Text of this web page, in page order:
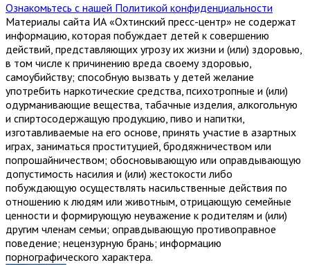
Ознакомьтесь с нашей Политикой конфиденциальности
Материалы сайта ИА «Охтинский пресс-центр» не содержат
информацию, которая побуждает детей к совершению
действий, представляющих угрозу их жизни и (или) здоровью,
в том числе к причинению вреда своему здоровью,
самоубийству; способную вызвать у детей желание
употребить наркотические средства, психотропные и (или)
одурманивающие вещества, табачные изделия, алкогольную
и спиртосодержащую продукцию, пиво и напитки,
изготавливаемые на его основе, принять участие в азартных
играх, заниматься проституцией, бродяжничеством или
попрошайничеством; обосновывающую или оправдывающую
допустимость насилия и (или) жестокости либо
побуждающую осуществлять насильственные действия по
отношению к людям или животным, отрицающую семейные
ценности и формирующую неуважение к родителям и (или)
другим членам семьи; оправдывающую противоправное
поведение; нецензурную брань; информацию
порнографического характера.